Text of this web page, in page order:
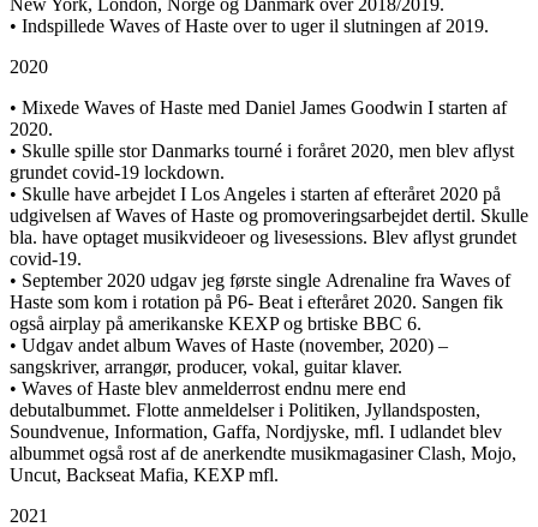
• Indspillede Waves of Haste over to uger il slutningen af 2019.
2020
• Mixede Waves of Haste med Daniel James Goodwin I starten af
2020.
• Skulle spille stor Danmarks tourné i foråret 2020, men blev aflyst
grundet covid-19 lockdown.
• Skulle have arbejdet I Los Angeles i starten af efteråret 2020 på
udgivelsen afWaves of Haste og promoveringsarbejdet dertil. Skulle
bla. have optaget musikvideoer og livesessions. Blev aflyst grundet
covid-19.
• September 2020 udgav jeg første single Adrenaline fra Waves of
Haste som kom i rotation på P6- Beat i efteråret 2020. Sangen fik
også airplay på amerikanske KEXP og brtiske BBC 6.
• Udgav andet album Waves of Haste (november, 2020) –
sangskriver, arrangør, producer, vokal, guitar klaver.
• Waves of Haste blev anmelderrost endnu mere end
debutalbummet. Flotte anmeldelser i Politiken, Jyllandsposten,
Soundvenue, Information, Gaffa, Nordjyske, mfl. I udlandet blev
albummet også rost af de anerkendte musikmagasiner Clash, Mojo,
Uncut, Backseat Mafia, KEXP mfl.
2021